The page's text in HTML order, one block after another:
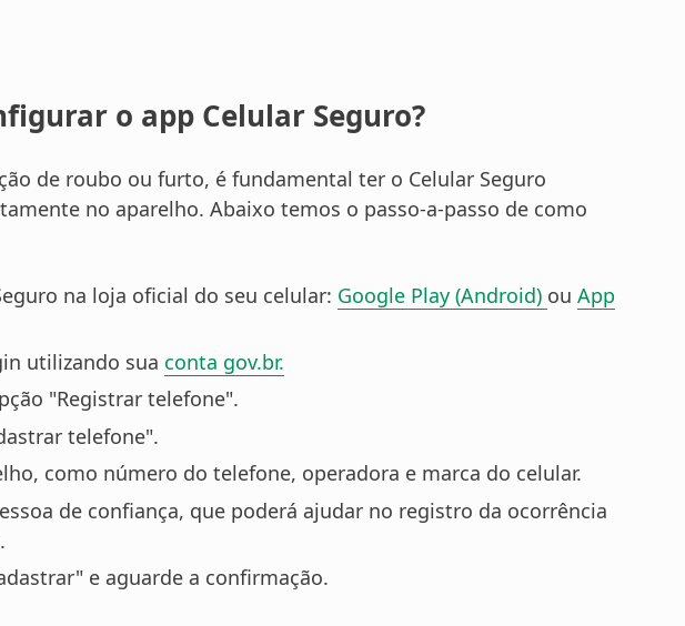
o app Celular Seguro?
de roubo ou furto, é fundamental ter o Celular Seguro
no aparelho. Abaixo temos o passo-a-passo de como
na loja oficial do seu celular: Google Play (Android) ou App
utilizando sua conta gov.br.
"Registrar telefone".
telefone".
como número do telefone, operadora e marca do celular.
de confiança, que poderá ajudar no registro da ocorrência
e aguarde a confirmação.